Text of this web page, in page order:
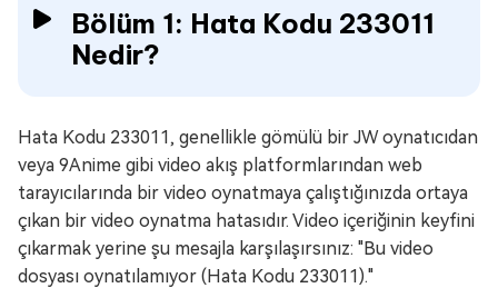
Bölüm 1: Hata Kodu 233011
Nedir?
Hata Kodu 233011, genellikle gömülü bir JW oynatıcıdan
veya 9Anime gibi video akış platformlarından web
tarayıcılarında bir video oynatmaya çalıştığınızda ortaya
çıkan bir video oynatma hatasıdır. Video içeriğinin keyfini
çıkarmak yerine şu mesajla karşılaşırsınız: "Bu video
dosyası oynatılamıyor (Hata Kodu 233011)."